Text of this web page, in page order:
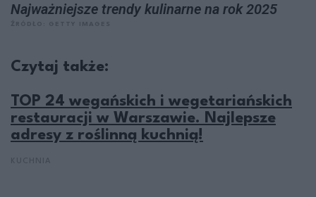
Najważniejsze trendy kulinarne na rok 2025
Czytaj także:
TOP 24 wegańskich i wegetariańskich
restauracji w Warszawie. Najlepsze
adresy z roślinną kuchnią!